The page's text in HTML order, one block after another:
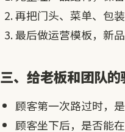
再把门头、菜单、包
最后做运营模板，新
三、给老板和团队
顾客第一次路过时，
顾客坐下后，是否能